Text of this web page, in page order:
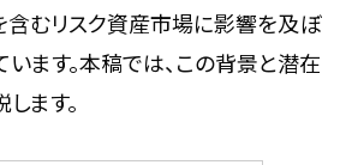
含むリスク資産市場に影響を及ぼ
ます。本稿では、この背景と潜在
ます。